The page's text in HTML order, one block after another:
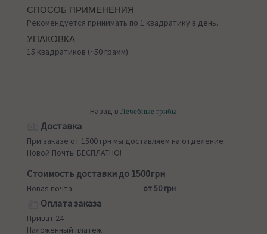
СПОСОБ ПРИМЕНЕНИЯ
Рекомендуется принимать по 1 квадратику в день.
УПАКОВКА
15 квадратиков (~50 грамм).
Назад в Лечебные грибы
Доставка
При заказе от 1500 грн мы доставляем на отделение
Новой Почты БЕСПЛАТНО!
Стоимость доставки до 1500грн
Новая почта от 50 грн
Оплата заказа
Приват 24
Наложенный платеж